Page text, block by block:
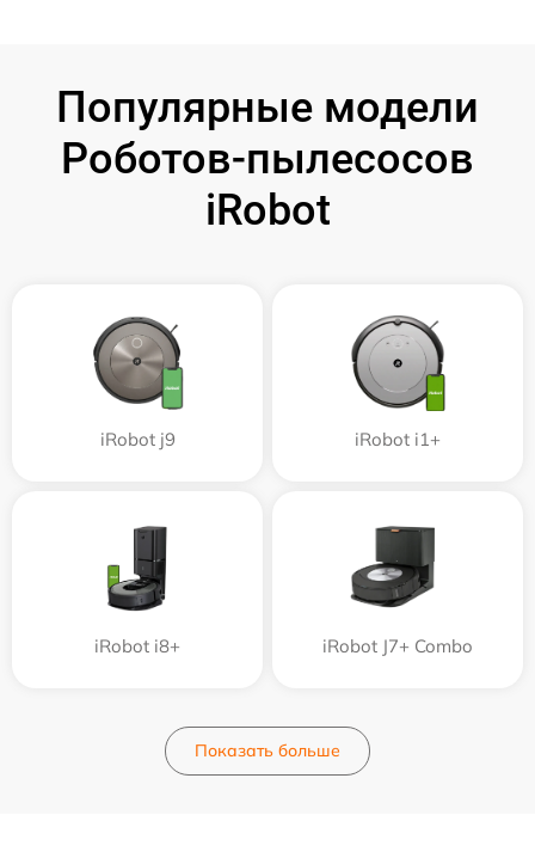
Популярные модели
Роботов-пылесосов
iRobot
iRobot j9 iRobot i1+
iRobot i8+ iRobot J7+ Combo
Показать больше